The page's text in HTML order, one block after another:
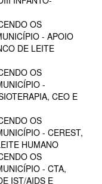
OS
- APOIO
DE LEITE
OS
-
CEO E
OS
- CEREST,
HUMANO
OS
- CTA,
IST/AIDS E